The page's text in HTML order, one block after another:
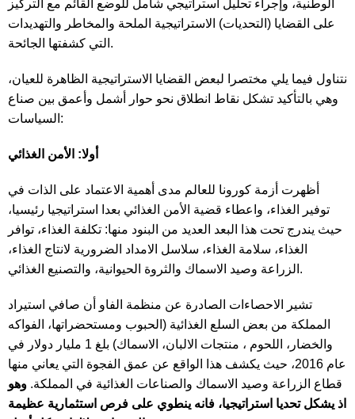
الوطنية، وإجراء تحليل استراتيجي شامل للوضع القائم مع التركيز
على القضايا (التحديات) الاستراتيجية الملحة والمخاطر والتهديدات
التي كشفتها الجائحة.
نتناول فيما يلي مختصرا لبعض القضايا الاستراتيجية الظاهرة للعيان،
وهي بالتأكيد تشكل نقاط انطلاق نحو حوار أشمل وأعمق بين صناع
السياسات:
أولا: الأمن الغذائي
أظهرت أزمة كورونا للعالم مدى أهمية الاعتماد على الذات في
توفير الغذاء، واعطاء قضية الأمن الغذائي بعدا استراتيجيا رئيسيا،
حيث يندرج تحت هذا البعد العديد من البنود منها: تكلفة الغذاء، توافر
الغذاء، سلامة الغذاء، سلاسل الامداد الضرورية لانتاج الغذاء،
الزراعة وصيد الاسماك والثروة الحيوانية، والتصنيع الغذائي.
تشير الاحصاءات الصادرة عن منظمة الفاو أن صافي استيراد
المملكة من بعض السلع الغذائية (الحبوب ومستحضراتها، الفواكه
والخضار، اللحوم ، منتجات الالبان، الاسماك) بلغ 1 مليار دولار في
عام 2016، حيث يكشف هذا الواقع عن عمق الفجوة التي يعاني منها
قطاع الزراعة وصيد الاسماك والصناعات الغذائية في المملكة. وهو
اذ يشكل تحديا استراتيجيا، فانه ينطوي على فرص استثمارية عظيمة